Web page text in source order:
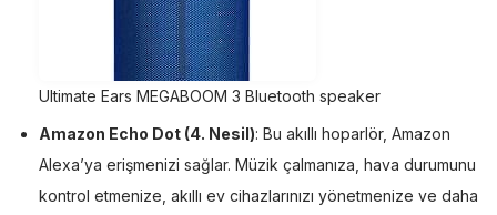
Ultimate Ears MEGABOOM 3 Bluetooth speaker
Amazon Echo Dot (4. Nesil): Bu akıllı hoparlör, Amazon
Alexa’ya erişmenizi sağlar. Müzik çalmanıza, hava durumunu
kontrol etmenize, akıllı ev cihazlarınızı yönetmenize ve daha